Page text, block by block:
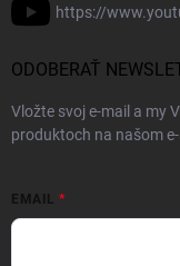
https://
ODOBERAŤ
Vložte svoj e-mail a my
produktoch na našom
EMAIL